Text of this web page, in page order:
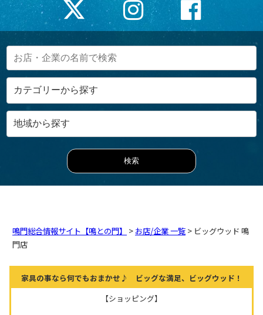
鳴門総合情報サイト【鳴との門】 > お店/企業 一覧 > ビッグウッド 鳴
門店
家具の事なら何でもおまかせ♪ ビッグな満足、ビッグウッド！
【ショッピング】